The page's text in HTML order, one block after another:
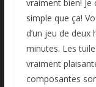
vraiment bien! Je
simple que ça!
d’un jeu de
minutes. Les
vraiment
composantes